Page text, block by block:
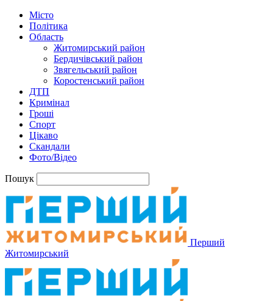
Місто
Політика
Область
Житомирський район
Бердичівський район
Звягельський район
Коростенський район
ДТП
Кримінал
Гроші
Спорт
Цікаво
Скандали
Фото/Відео
Пошук
Перший
Житомирський